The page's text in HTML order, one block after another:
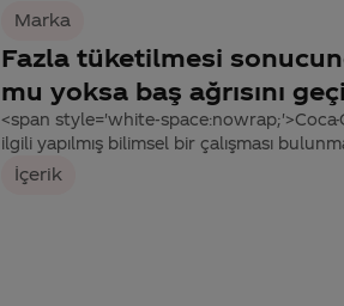
Marka
Fazla tüketilmesi
mu yoksa baş ağrısını
<span style='white-space:nowrap;'>Coca-
ilgili yapılmış bilimsel bir çalışması
İçerik